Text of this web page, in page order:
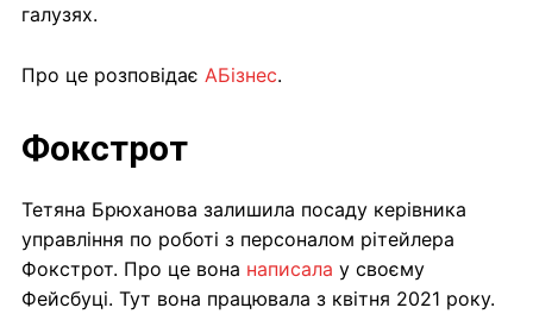
галузях.
Про це розповідає АБізнес.
Фокстрот
Тетяна Брюханова залишила посаду керівника
управління по роботі з персоналом рітейлера
Фокстрот. Про це вона написала у своєму
Фейсбуці. Тут вона працювала з квітня 2021 року.